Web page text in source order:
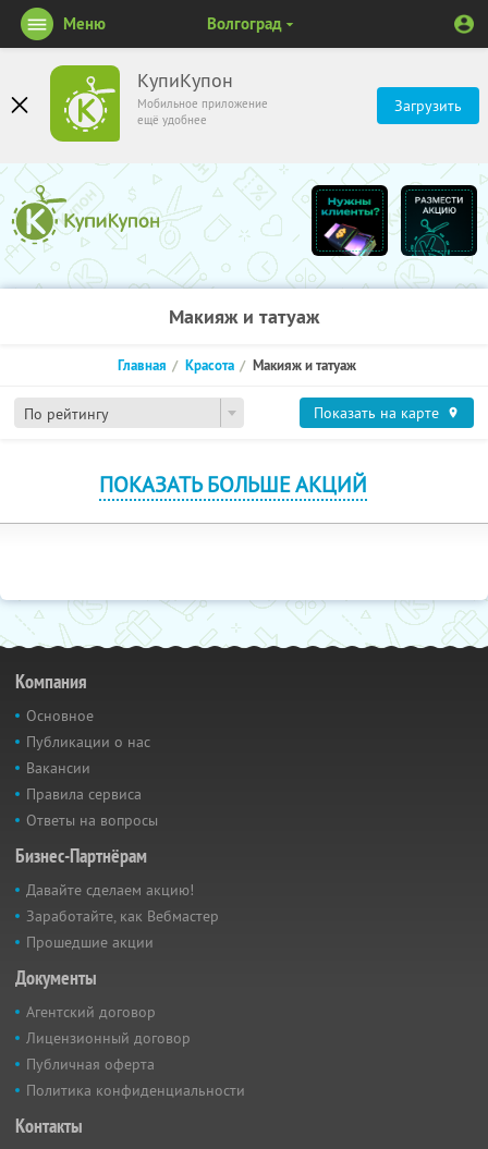
КупиКупон
Мобильное приложение
ещё удобнее
Загрузить
Меню Волгоград
Макияж и татуаж
По рейтингу
Главная Красота Макияж и татуаж
Показать на карте
ПОКАЗАТЬ БОЛЬШЕ АКЦИЙ
Компания
Основное
Публикации о нас
Вакансии
Правила сервиса
Ответы на вопросы
Бизнес-Партнёрам
Давайте сделаем акцию!
Заработайте, как Вебмастер
Прошедшие акции
Документы
Агентский договор
Лицензионный договор
Публичная оферта
Политика конфиденциальности
Контакты